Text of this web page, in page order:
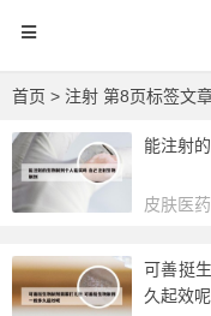
首页 > 注射 第8页标签文
能注射
皮肤医药
可善挺
久起效呢